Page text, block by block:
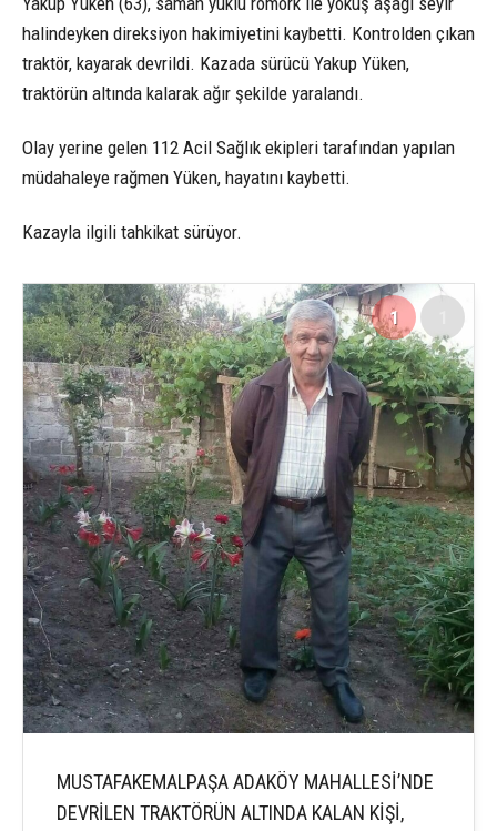
halindeyken direksiyon hakimiyetini kaybetti. Kontrolden çıkan
traktör, kayarak devrildi. Kazada sürücü Yakup Yüken,
traktörün altında kalarak ağır şekilde yaralandı.
Olay yerine gelen 112 Acil Sağlık ekipleri tarafından yapılan
müdahaleye rağmen Yüken, hayatını kaybetti.
Kazayla ilgili tahkikat sürüyor.
1
MUSTAFAKEMALPAŞA ADAKÖY MAHALLESİ’NDE
DEVRİLEN TRAKTÖRÜN ALTINDA KALAN KİŞİ,